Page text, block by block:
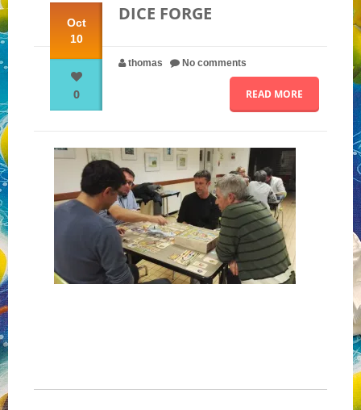
FESTIVAL DU JEU
NOS JEUX
NOS PARTENAIRES
QUI SOMMES-NOUS ?
NOUS CONTACTER !
Oct
10
0
DICE FORGE
thomas No comments
READ MORE